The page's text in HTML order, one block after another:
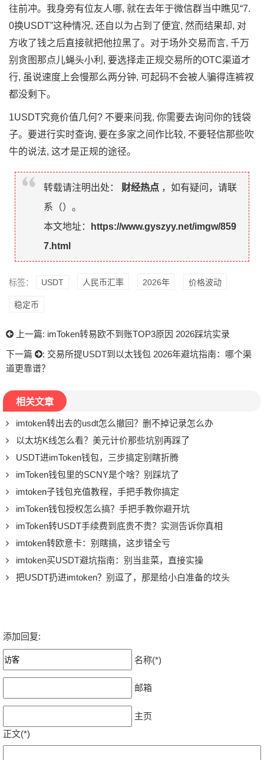
往前冲。我身旁有位友人哪, 就在去年于微信群当中瞧见“7.
0换USDT”这种情况, 还自以为占到了便宜, 然而结果却, 对
方收了钱之后直接就把他拉黑了。对于场外交易而言, 千万
别贪图那点儿蝇头小利, 要选择走正规交易所的OTC渠道才
行, 虽说速度上会慢那么两分钟, 可起码不会被人骗得连裤衩
都没剩下。
1USDT究竟价值几何? 不要来问我, 你需要去询问你的钱袋
子。要进行实时查询, 要在多家之间作比较, 不要轻信那些吹
牛的说法, 这才是正规的途径。
转载请注明出处： 财经热点 ，如有疑问，请联
系（）。
本文地址：
https://www.gyszyy.net/imgw/859
7.html
标签： USDT 人民币汇率 2026年 价格波动
稳定币
上一篇: imToken转易欧不到账TOP3原因 2026踩坑实录
下一篇
: 交易所提USDT到以太钱包 2026年避坑指南：哪个渠
道更靠谱？
相关文章
imtoken转出去的usdt怎么撤回？删不掉记录怎么办
以太坊K线怎么看？美元计价那些坑别再踩了
USDT进imToken钱包，三步搞定别瞎折腾
imToken钱包里的SCNY是个啥？别踩坑了
imtoken子钱包充值教程，手把手教你搞定
imToken钱包授权怎么搞？手把手教你避开坑
imToken转USDT手续费到底贵不贵？实测告诉你真相
imtoken转欧意卡：别瞎搞，这步错全亏
imtoken买USDT避坑指南：别当韭菜，直接实操
把USDT扔进imtoken？别逗了，那是给小白准备的坟头
添加回复:
名称(*)
邮箱
主页
正文(*)